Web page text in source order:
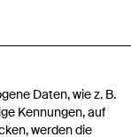
Daten, wie z. B.
Kennungen, auf
werden die
Herrenuhr Aus